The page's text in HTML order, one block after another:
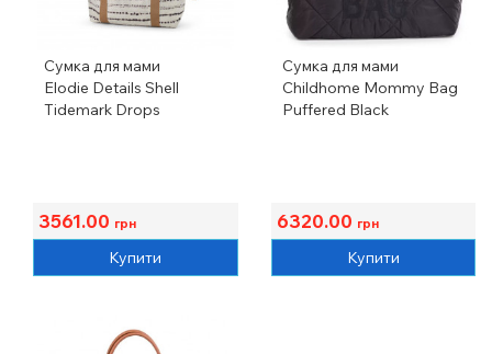
Сумка для мами
Elodie Details Shell
Tidemark Drops
3561.00 грн
Купити
Сумка для мами
Childhome Mommy Bag
Puffered Black
6320.00 грн
Купити